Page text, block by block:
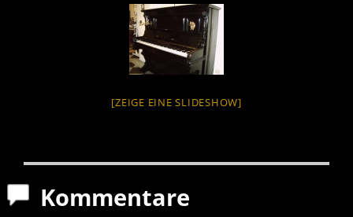
[ZEIGE EINE SLIDESHOW]
Kommentare